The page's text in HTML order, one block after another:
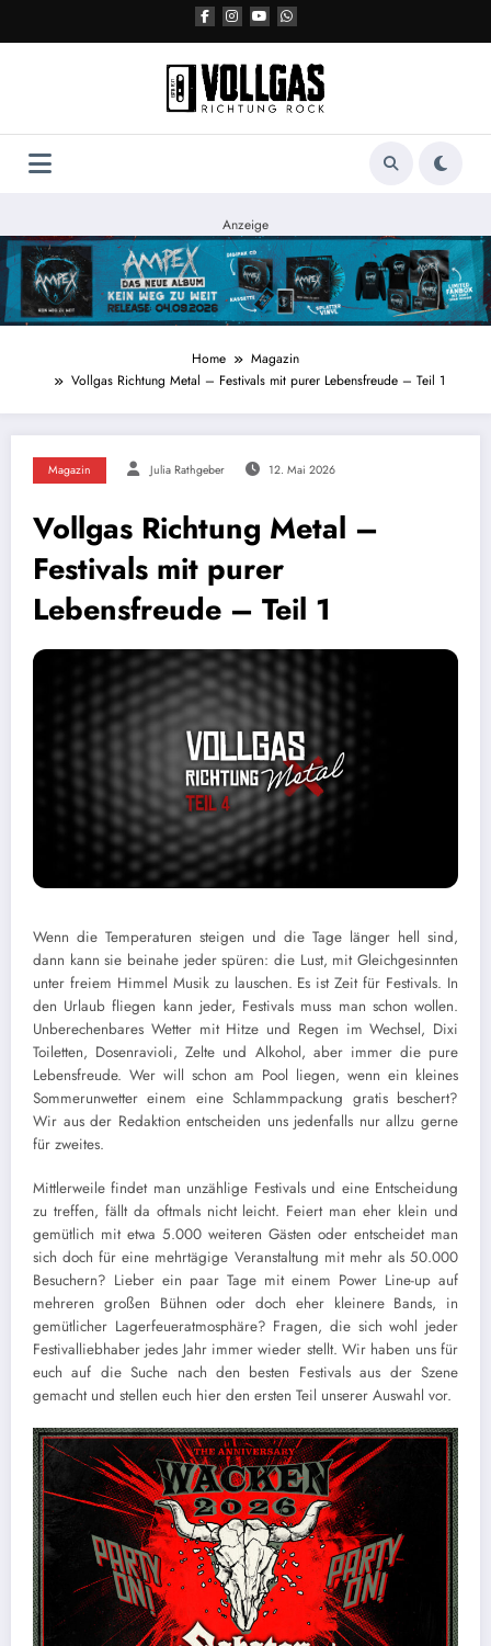
Anzeige
Home
Magazin
Vollgas Richtung Metal – Festivals mit purer Lebensfreude – Teil 1
Magazin Julia Rathgeber 12. Mai 2026
Vollgas Richtung Metal –
Festivals mit purer
Lebensfreude – Teil 1
Wenn die Temperaturen steigen und die Tage länger hell sind,
dann kann sie beinahe jeder spüren: die Lust, mit Gleichgesinnten
unter freiem Himmel Musik zu lauschen. Es ist Zeit für Festivals. In
den Urlaub fliegen kann jeder, Festivals muss man schon wollen.
Unberechenbares Wetter mit Hitze und Regen im Wechsel, Dixi
Toiletten, Dosenravioli, Zelte und Alkohol, aber immer die pure
Lebensfreude. Wer will schon am Pool liegen, wenn ein kleines
Sommerunwetter einem eine Schlammpackung gratis beschert?
Wir aus der Redaktion entscheiden uns jedenfalls nur allzu gerne
für zweites.
Mittlerweile findet man unzählige Festivals und eine Entscheidung
zu treffen, fällt da oftmals nicht leicht. Feiert man eher klein und
gemütlich mit etwa 5.000 weiteren Gästen oder entscheidet man
sich doch für eine mehrtägige Veranstaltung mit mehr als 50.000
Besuchern? Lieber ein paar Tage mit einem Power Line-up auf
mehreren großen Bühnen oder doch eher kleinere Bands, in
gemütlicher Lagerfeueratmosphäre? Fragen, die sich wohl jeder
Festivalliebhaber jedes Jahr immer wieder stellt. Wir haben uns für
euch auf die Suche nach den besten Festivals aus der Szene
gemacht und stellen euch hier den ersten Teil unserer Auswahl vor.